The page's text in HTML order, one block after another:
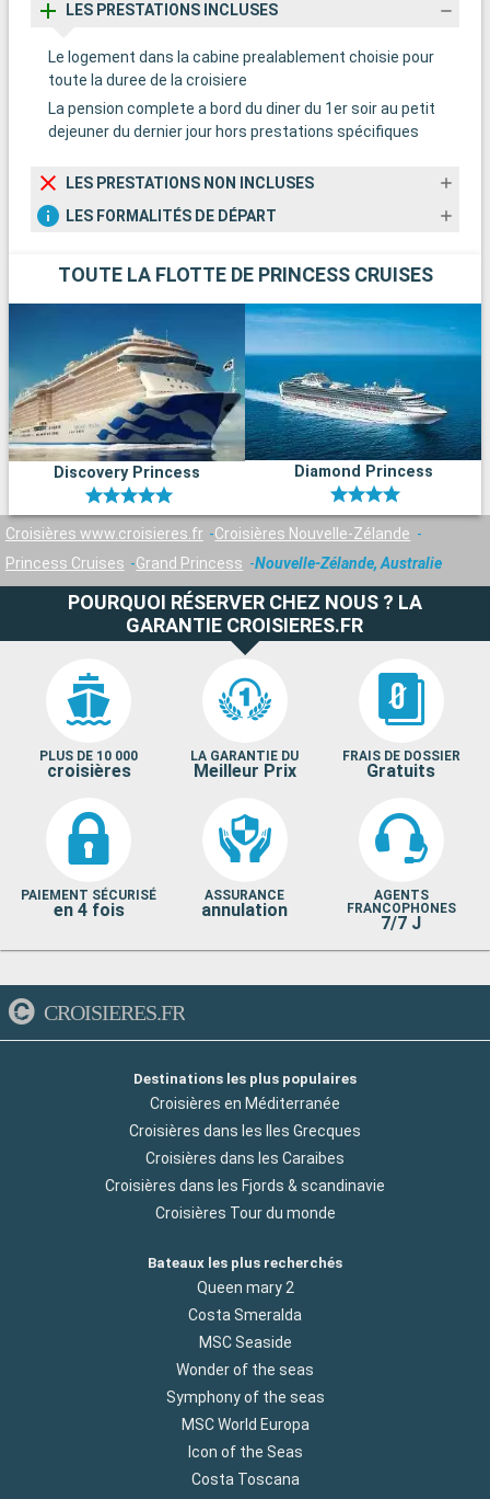
LES PRESTATIONS INCLUSES
Le logement dans la cabine prealablement choisie pour
toute la duree de la croisiere
La pension complete a bord du diner du 1er soir au petit
dejeuner du dernier jour hors prestations spécifiques
LES PRESTATIONS NON INCLUSES
LES FORMALITÉS DE DÉPART
TOUTE LA FLOTTE DE PRINCESS CRUISES
Discovery Princess Diamond Princess
Croisières www.croisieres.fr
Croisières Nouvelle-Zélande
Princess Cruises
Grand Princess Nouvelle-Zélande, Australie
POURQUOI RÉSERVER CHEZ NOUS ? LA
GARANTIE CROISIERES.FR
PLUS DE 10 000
croisières
LA GARANTIE DU
Meilleur Prix
FRAIS DE DOSSIER
Gratuits
PAIEMENT SÉCURISÉ
en 4 fois
ASSURANCE
annulation
AGENTS
FRANCOPHONES
7/7 J
CROISIERES.FR
Destinations les plus populaires
Croisières en Méditerranée
Croisières dans les Iles Grecques
Croisières dans les Caraibes
Croisières dans les Fjords & scandinavie
Croisières Tour du monde
Bateaux les plus recherchés
Queen mary 2
Costa Smeralda
MSC Seaside
Wonder of the seas
Symphony of the seas
MSC World Europa
Icon of the Seas
Costa Toscana